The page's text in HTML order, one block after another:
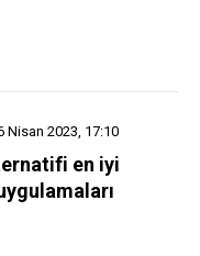
Nisan 2023, 17:10
en iyi